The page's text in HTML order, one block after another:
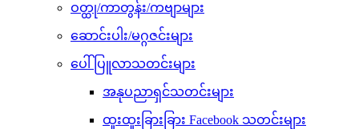
ဝတ္ထု/ကာတွန်း/ကဗျာများ
ဆောင်းပါး/မဂ္ဂဇင်းများ
ပေါ်ပြူလာသတင်းများ
အနုပညာရှင်သတင်းများ
ထူးထူးခြားခြား Facebook သတင်းများ